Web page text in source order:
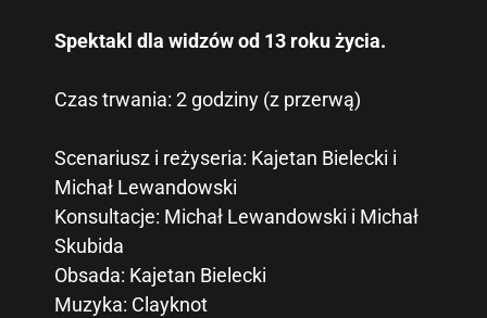
Spektakl dla widzów od 13 roku życia.
Czas trwania: 2 godziny (z przerwą)
Scenariusz i reżyseria: Kajetan Bielecki i
Michał Lewandowski
Konsultacje: Michał Lewandowski i Michał
Skubida
Obsada: Kajetan Bielecki
Muzyka: Clayknot